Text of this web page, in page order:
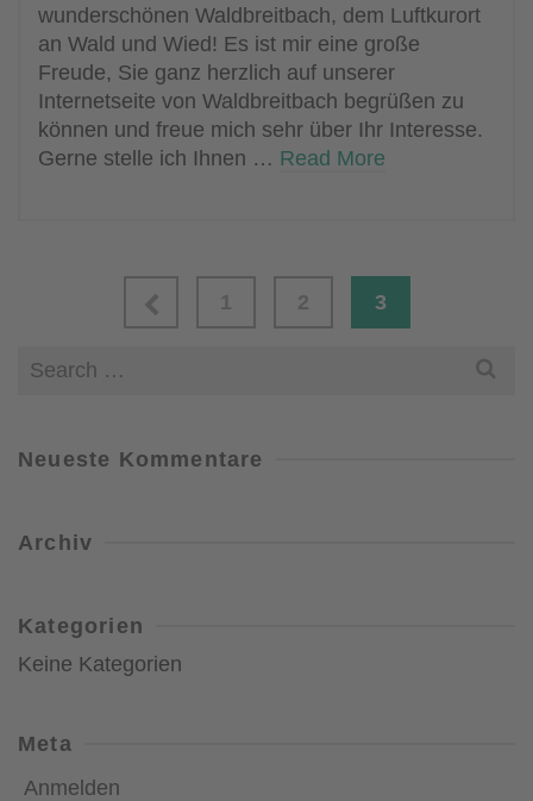
wunderschönen Waldbreitbach, dem Luftkurort
an Wald und Wied! Es ist mir eine große
Freude, Sie ganz herzlich auf unserer
Internetseite von Waldbreitbach begrüßen zu
können und freue mich sehr über Ihr Interesse.
Gerne stelle ich Ihnen … Read More
1 2 3
Search
Neueste Kommentare
Archiv
Kategorien
Keine Kategorien
Meta
Anmelden